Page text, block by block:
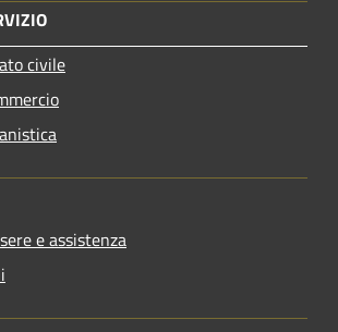
civile
e assistenza